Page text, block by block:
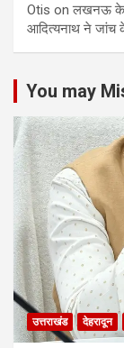
Otis onलखनऊ के
आद‍ित्‍यनाथ ने जांच
You may
उत्तराखंड देहरादून